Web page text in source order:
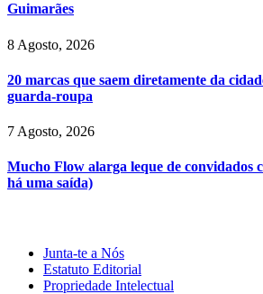
Guimarães
8 Agosto, 2026
20 marcas que saem diretamente da
guarda-roupa
7 Agosto, 2026
Mucho Flow alarga leque de convidados
há uma saída)
Junta-te a Nós
Estatuto Editorial
Propriedade Intelectual